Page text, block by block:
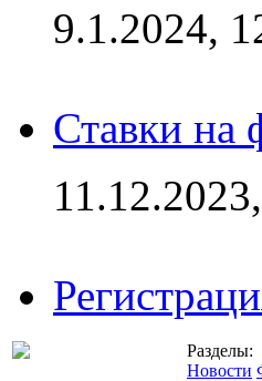
9.1.2024,
Ставки на
Разделы:
Новости